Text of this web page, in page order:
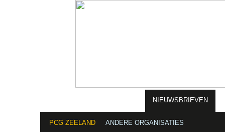
NIEUWSBRIEVEN
PCG ZEELAND ANDERE ORGANISATIES